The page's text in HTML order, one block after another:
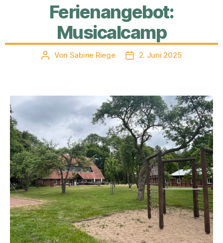
Ferienangebot:
Musicalcamp
Beitragsautor
Von Sabine Riege Veröffentlichungsdatum
2. Juni 2025